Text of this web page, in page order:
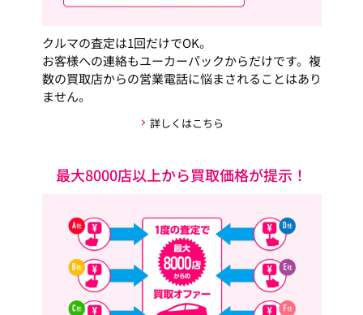
クルマの査定は1回だけでOK。
お客様への連絡もユーカーパックからだけです。複
数の買取店からの営業電話に悩まされることはあり
ません。
詳しくはこちら
最大8000店以上から買取価格が提示！